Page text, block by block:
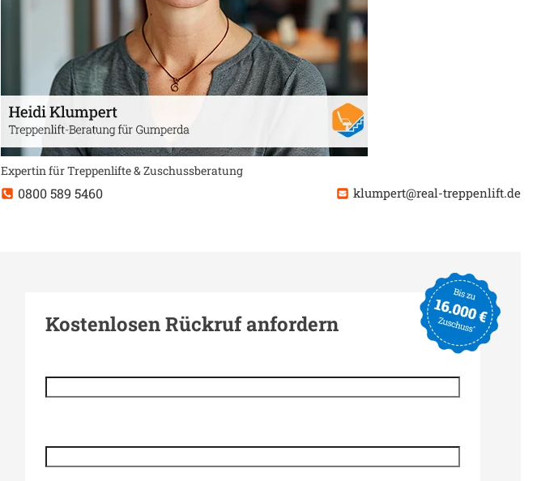
Expertin für Treppenlifte & Zuschussberatung
0800 589 5460 klumpert@real-treppenlift.de
Kostenlosen Rückruf anfordern